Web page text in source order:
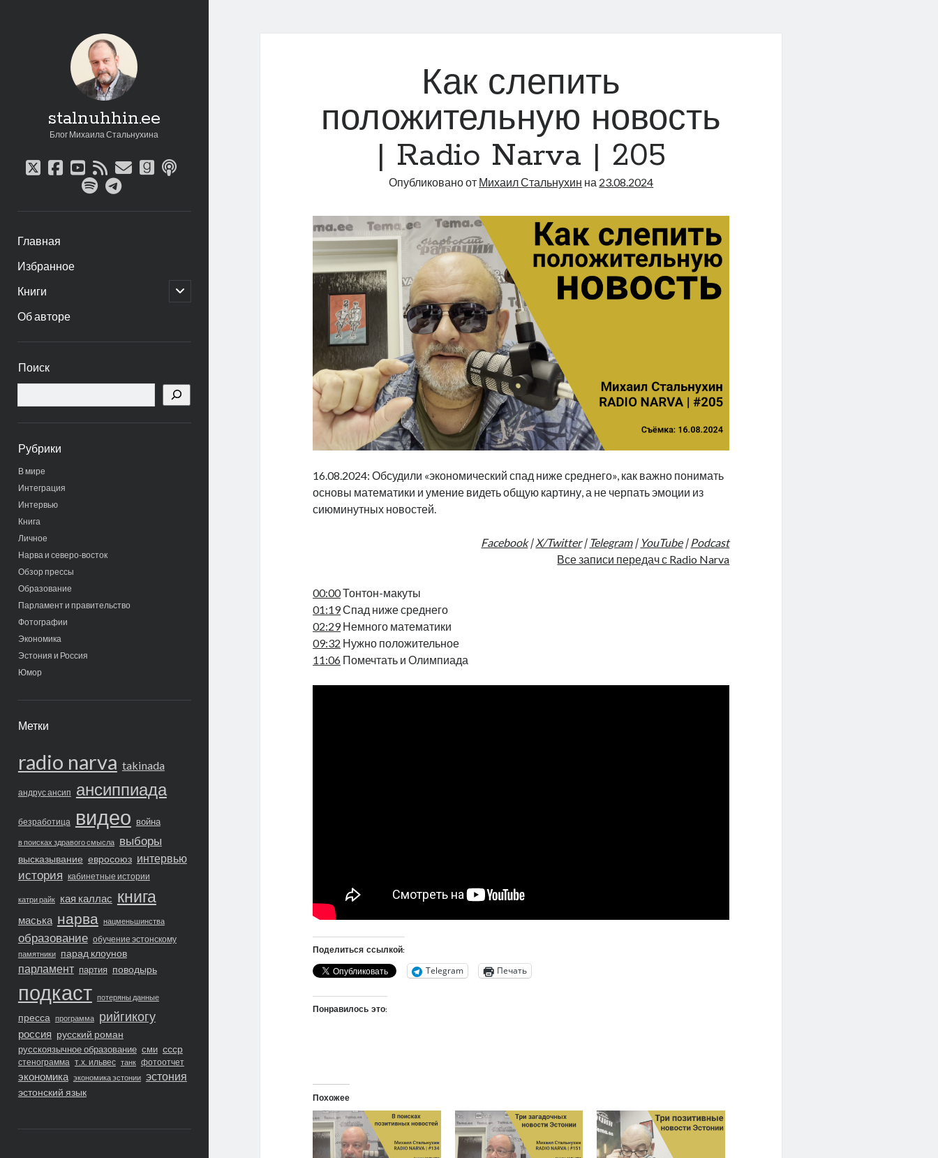
stalnuhhin.ee
Блог Михаила Стальнухина
twitter
facebook
youtube
rssemailgoodreads
podcast
spotifytelegram
Главная
Избранное
Книги
открыть
дочернее
Об авторе
панель
Поиск
Рубрики
В мире
Интеграция
Интервью
Книга
Личное
Нарва и северо-восток
Обзор прессы
Образование
Парламент и правительство
Фотографии
Экономика
Эстония и Россия
Юмор
Метки
radio narva takinada
андрус ансип ансиппиада
безработица видео война
в поисках здравого смысла выборы
высказывание евросоюз интервью
история кабинетные истории
катри райк кая каллас книга
маська нарва нацменьшинства
образование обучение эстонскому
памятники парад клоунов
парламент партия поводырь
подкаст потеряны данные
пресса программа рийгикогу
россия русский роман
русскоязычное образование сми ссср
стенограмма т.х. ильвес танк фотоотчет
экономика экономика эстонии эстония
эстонский язык
Как слепить
положительную новость
| Radio Narva | 205
Опубликовано от Михаил Стальнухин на 23.08.2024
16.08.2024: Обсудили «экономический спад ниже среднего», как важно понимать
основы математики и умение видеть общую картину, а не черпать эмоции из
сиюминутных новостей.
Facebook|X/Twitter| Telegram| YouTube| Podcast
Все записи передач с Radio Narva
00:00Тонтон-макуты
01:19Спад ниже среднего
02:29Немного математики
09:32 Нужно положительное
11:06 Помечтать и Олимпиада
Поделиться ссылкой:
Telegram Печать
Понравилось это:
Похожее